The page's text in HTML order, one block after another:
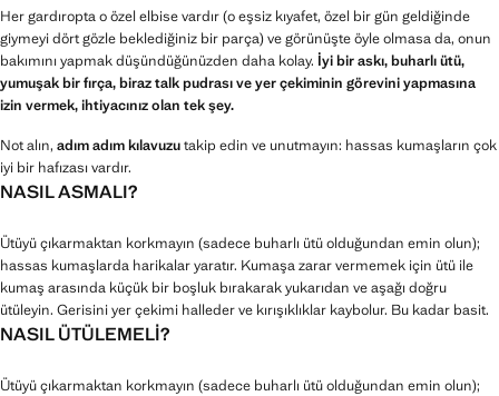
Her gardıropta o özel elbise vardır (o eşsiz kıyafet, özel bir gün geldiğinde
giymeyi dört gözle beklediğiniz bir parça) ve görünüşte öyle olmasa da, onun
bakımını yapmak düşündüğünüzden daha kolay. İyi bir askı, buharlı ütü,
yumuşak bir fırça, biraz talk pudrası ve yer çekiminin görevini yapmasına
izin vermek, ihtiyacınız olan tek şey.
Not alın, adım adım kılavuzutakip edin ve unutmayın: hassas kumaşların çok
iyi bir hafızası vardır.
NASIL ASMALI?
Ütüyü çıkarmaktan korkmayın (sadece buharlı ütü olduğundan emin olun);
hassas kumaşlarda harikalar yaratır. Kumaşa zarar vermemek için ütü ile
kumaş arasında küçük bir boşluk bırakarak yukarıdan ve aşağı doğru
ütüleyin. Gerisini yer çekimi halleder ve kırışıklıklar kaybolur. Bu kadar basit.
NASIL ÜTÜLEMELI?
Ütüyü çıkarmaktan korkmayın (sadece buharlı ütü olduğundan emin olun);